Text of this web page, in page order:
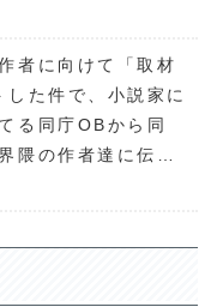
者に向けて「取材
た件で、小説家に
る同庁OBから同
隈の作者達に伝え